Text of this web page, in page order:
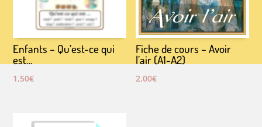
Enfants – Qu’est-ce qui
est…
1,50€
Fiche de cours – Avoir
l’air (A1-A2)
2,00€